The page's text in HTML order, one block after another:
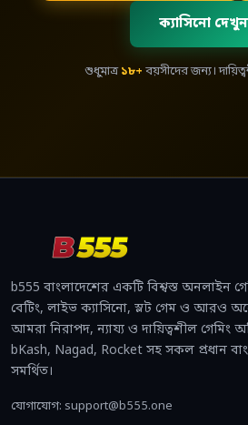
ক্যাসিনো দেখুন
শুধুমাত্র১৮+ বয়সীদের জন্য।
b555 বাংলাদেশের একটি বিশ্বস্ত অনলাইন
বেটিং, লাইভ ক্যাসিনো, স্লট গেম ও আরও
আমরা নিরাপদ, ন্যায্য ও দায়িত্বশীল গেমিং
bKash, Nagad, Rocket সহ সকল প্রধান
সমর্থিত।
যোগাযোগ: support@b555.one